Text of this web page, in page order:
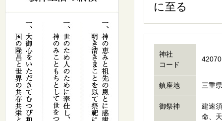
に至る
神社
コード
鎮座地 三重
御祭神
建速
命、